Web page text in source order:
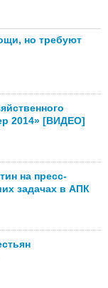
но требуют
2014» [ВИДЕО]
на пресс-
задачах в АПК